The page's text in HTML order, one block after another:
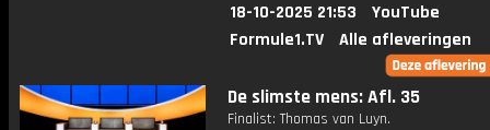
18-10-2025 21:53
YouTube
Formule1.TV
Alle afleveringen
De slimste mens: Afl. 35
Finalist: Thomas van Luyn.